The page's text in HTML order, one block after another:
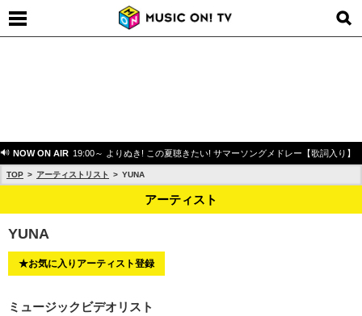
NOW ON AIR 19:00～ よりぬき! この夏聴きたい! サマーソングメドレー【歌詞入り】
TOP アーティストリスト YUNA
アーティスト
YUNA
★お気に入りアーティスト登録
ミュージックビデオリスト